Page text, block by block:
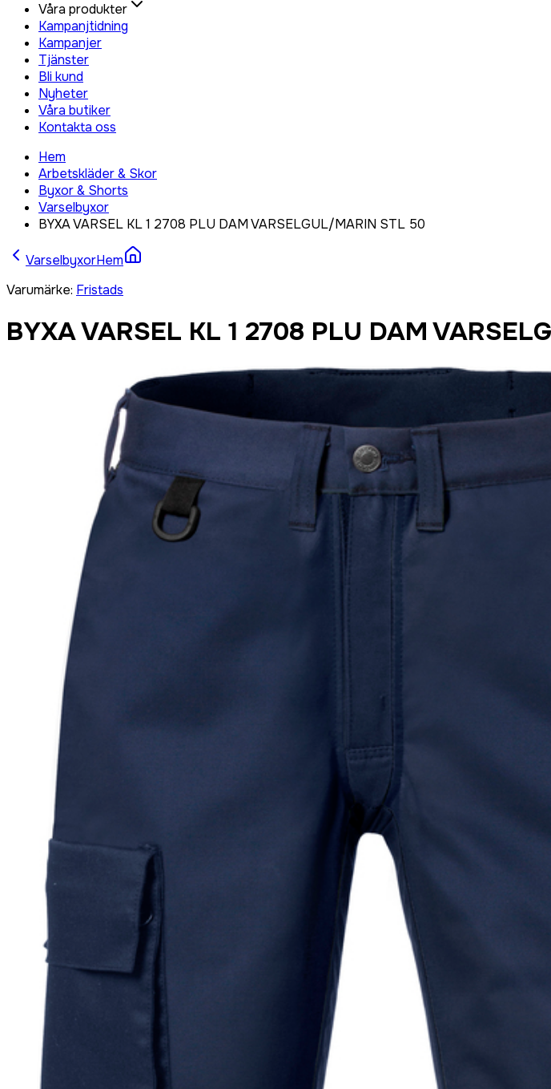
Våra produkter
Kampanjtidning
Kampanjer
Tjänster
Bli kund
Nyheter
Våra butiker
Kontakta oss
Hem
Arbetskläder & Skor
Byxor & Shorts
Varselbyxor
BYXA VARSEL KL 1 2708 PLU DAM VARSELGUL/MARIN STL 50
VarselbyxorHem
Varumärke: Fristads
BYXA VARSEL KL 1 2708 PLU DAM